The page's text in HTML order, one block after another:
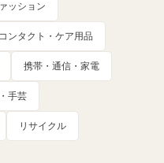
ッション
ンタクト・ケア用品
携帯・通信・家電
手芸
リサイクル